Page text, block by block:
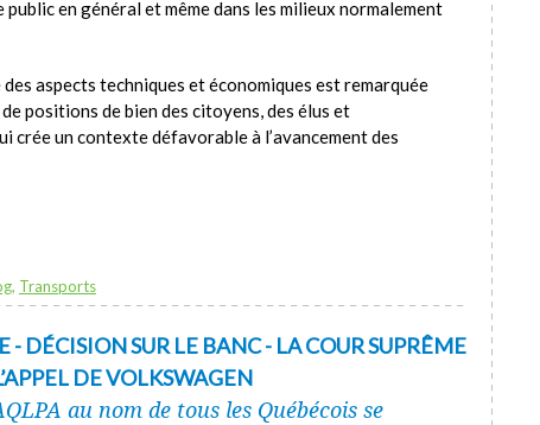
en général et même dans les milieux normalement
aspects techniques et économiques est remarquée
positions de bien des citoyens, des élus et
crée un contexte défavorable à l’avancement des
, Transports
- DÉCISION SUR LE BANC - LA COUR SUPRÊME
DE VOLKSWAGEN
au nom de tous les Québécois se